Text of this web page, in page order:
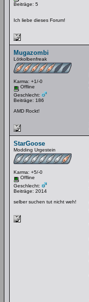
Beiträge: 5
Ich liebe dieses Forum!
Mugazombi
Lötkolbenfreak
Karma: +1/-0
Offline
Geschlecht:
Beiträge: 186
AMD Rockt!
StarGoose
Modding Urgestein
Karma: +5/-0
Offline
Geschlecht:
Beiträge: 2014
selber suchen tut nicht weh!